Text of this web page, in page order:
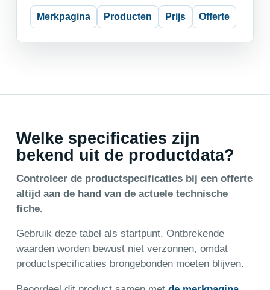
Merkpagina Producten Prijs Offerte
Welke specificaties zijn
bekend uit de productdata?
Controleer de productspecificaties bij een offerte
altijd aan de hand van de actuele technische
fiche.
Gebruik deze tabel als startpunt. Ontbrekende
waarden worden bewust niet verzonnen, omdat
productspecificaties brongebonden moeten blijven.